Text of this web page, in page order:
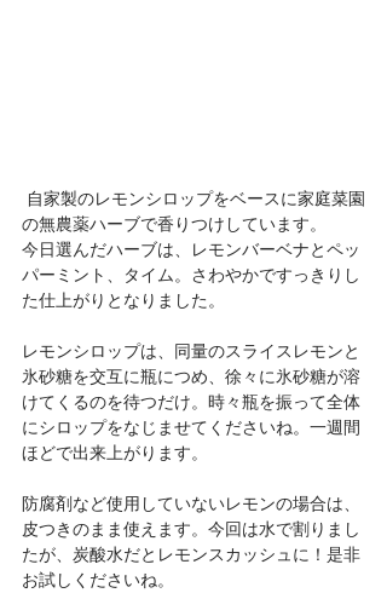
の無農薬ハーブで香りつけしています。
今日選んだハーブは、レモンバーベナとペッ
パーミント、タイム。さわやかですっきりし
た仕上がりとなりました。
レモンシロップは、同量のスライスレモンと
氷砂糖を交互に瓶につめ、徐々に氷砂糖が溶
けてくるのを待つだけ。時々瓶を振って全体
にシロップをなじませてくださいね。一週間
ほどで出来上がります。
防腐剤など使用していないレモンの場合は、
皮つきのまま使えます。今回は水で割りまし
たが、炭酸水だとレモンスカッシュに！是非
お試しくださいね。